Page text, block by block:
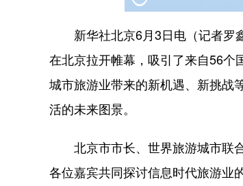
新华社北京6月3日电（记者罗鑫
在北京拉开帷幕，吸引了来自56个
城市旅游业带来的新机遇、新挑战
活的未来图景。
北京市市长、世界旅游城市联合
各位嘉宾共同探讨信息时代旅游业